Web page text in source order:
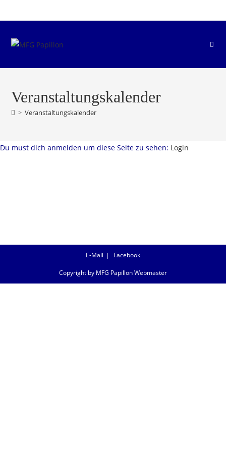
Inhalt
Veranstaltungskalender
> Veranstaltungskalender
Du must dich anmelden um diese Seite zu sehen: Login
E-Mail Facebook
Copyright by MFG Papillon Webmaster